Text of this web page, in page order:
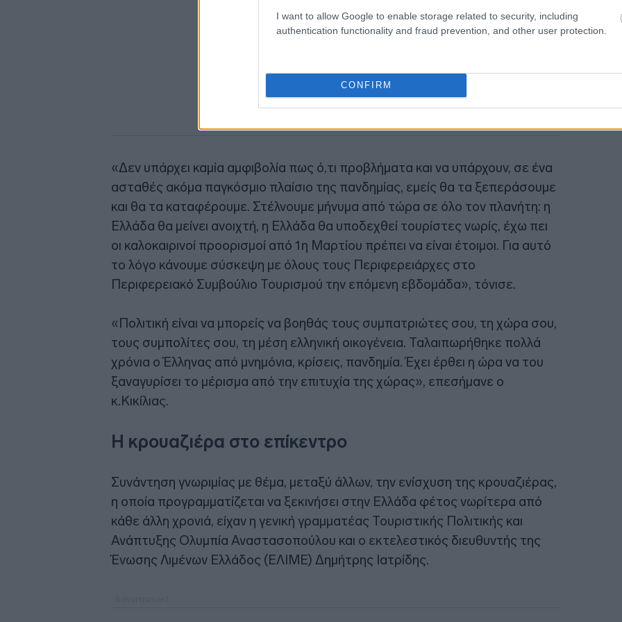
I want to allow Google to enable storage related to security, including
authentication functionality and fraud prevention, and other user protection.
CONFIRM
«Δεν υπάρχει καμία αμφιβολία πως ό,τι προβλήματα και να υπάρχουν, σε ένα
ασταθές ακόμα παγκόσμιο πλαίσιο της πανδημίας, εμείς θα τα ξεπεράσουμε
και θα τα καταφέρουμε. Στέλνουμε μήνυμα από τώρα σε όλο τον πλανήτη: η
Ελλάδα θα μείνει ανοιχτή, η Ελλάδα θα υποδεχθεί τουρίστες νωρίς, έχω πει
οι καλοκαιρινοί προορισμοί από 1η Μαρτίου πρέπει να είναι έτοιμοι. Για αυτό
το λόγο κάνουμε σύσκεψη με όλους τους Περιφερειάρχες στο
Περιφερειακό Συμβούλιο Τουρισμού την επόμενη εβδομάδα», τόνισε.
«Πολιτική είναι να μπορείς να βοηθάς τους συμπατριώτες σου, τη χώρα σου,
τους συμπολίτες σου, τη μέση ελληνική οικογένεια. Ταλαιπωρήθηκε πολλά
χρόνια ο Έλληνας από μνημόνια, κρίσεις, πανδημία. Έχει έρθει η ώρα να του
ξαναγυρίσει το μέρισμα από την επιτυχία της χώρας», επεσήμανε ο
κ.Κικίλιας.
Η κρουαζιέρα στο επίκεντρο
Συνάντηση γνωριμίας με θέμα, μεταξύ άλλων, την ενίσχυση της κρουαζιέρας,
η οποία προγραμματίζεται να ξεκινήσει στην Ελλάδα φέτος νωρίτερα από
κάθε άλλη χρονιά, είχαν η γενική γραμματέας Τουριστικής Πολιτικής και
Ανάπτυξης Ολυμπία Αναστασοπούλου και ο εκτελεστικός διευθυντής της
Ένωσης Λιμένων Ελλάδος (ΕΛΙΜΕ) Δημήτρης Ιατρίδης.